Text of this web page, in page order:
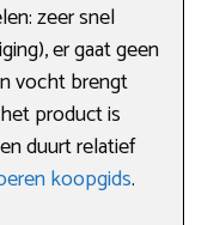
zeer snel
er gaat geen
vocht brengt
product is
duurt relatief
koopgids.